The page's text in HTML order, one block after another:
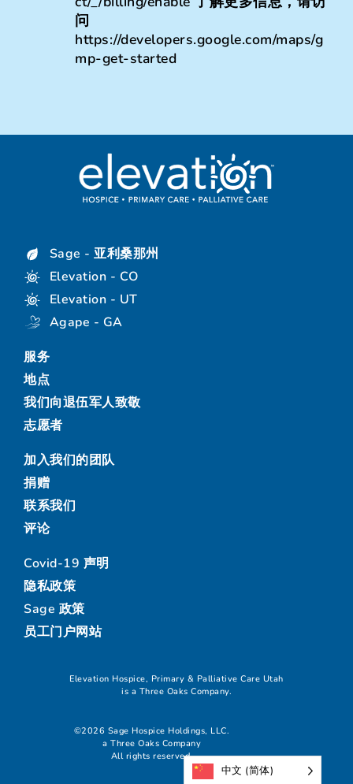
问
https://developers.google.com/maps/g
mp-get-started
Sage - 亚利桑那州
Elevation - CO
Elevation - UT
Agape - GA
服务
地点
我们向退伍军人致敬
志愿者
加入我们的团队
捐赠
联系我们
评论
Covid-19 声明
隐私政策
Sage 政策
员工门户网站
Elevation Hospice, Primary & Palliative Care Utah
is a Three Oaks Company.
©2026 Sage Hospice Holdings, LLC.
a Three Oaks Company
All rights reserved.
中文 (简体)